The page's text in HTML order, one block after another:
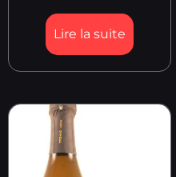
Lire la suite